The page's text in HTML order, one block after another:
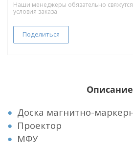
Наши менеджеры обязательно
условия заказа
Поделиться
Описание
Доска магнитно-
Проектор
МФУ